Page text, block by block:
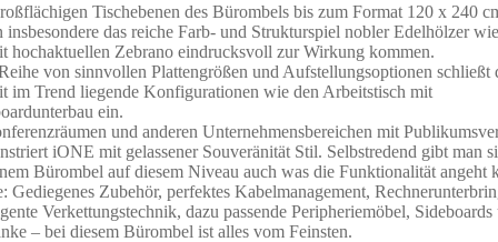
Tischebenen des Bürombels bis zum Format 120 x 240
insbesondere das reiche Farb- und Strukturspiel nobler Edelhölzer
hochaktuellen Zebrano eindrucksvoll zur Wirkung kommen.
von sinnvollen Plattengrößen und Aufstellungsoptionen schließt
im Trend liegende Konfigurationen wie den Arbeitstisch mit
ein.
und anderen Unternehmensbereichen mit
iONE mit gelassener Souveränität Stil. Selbstredend gibt man
Bürombel auf diesem Niveau auch was die Funktionalität angeht
Gediegenes Zubehör, perfektes Kabelmanagement,
Verkettungstechnik, dazu passende Peripheriemöbel, Sideboards
– bei diesem Bürombel ist alles vom Feinsten.